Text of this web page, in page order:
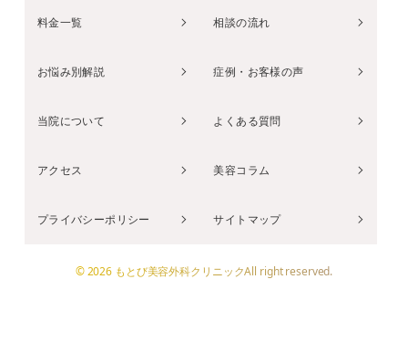
料金一覧 相談の流れ
お悩み別解説 症例・お客様の声
当院について よくある質問
アクセス 美容コラム
プライバシーポリシー サイトマップ
© 2026 もとび美容外科クリニックAll right reserved.